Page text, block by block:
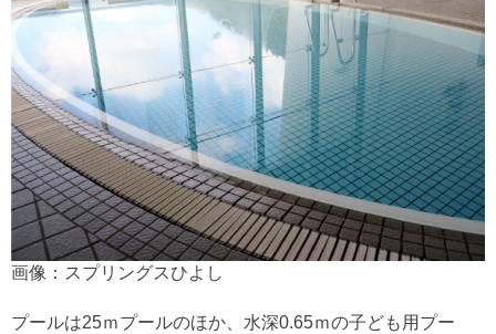
画像：スプリングスひよし
プールは25ｍプールのほか、水深0.65ｍの子ども用プー